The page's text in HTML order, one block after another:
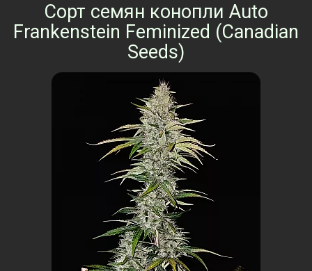
Сорт семян конопли Auto
Frankenstein Feminized (Canadian
Seeds)